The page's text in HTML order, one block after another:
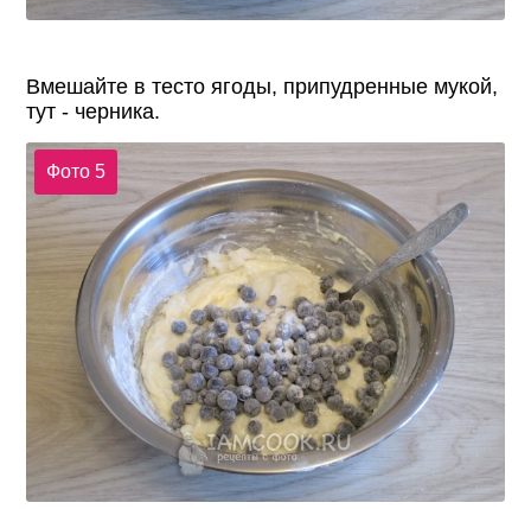
Вмешайте в тесто ягоды, припудренные мукой,
тут - черника.
Фото 5